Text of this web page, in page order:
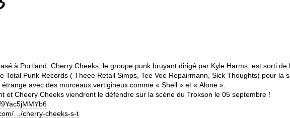
à Portland, Cherry Cheeks, le groupe punk bruyant dirigé par Kyle Harms, est sorti
Total Punk Records ( Theee Retail Simps, Tee Vee Repairmann, Sick Thoughts) pour
avec des morceaux vertigineux comme « Shell » et « Alone ».
et Cheery Cheeks viendront le défendre sur la scène du Trokson le 05 septembre !
…/cherry-cheeks-s-t